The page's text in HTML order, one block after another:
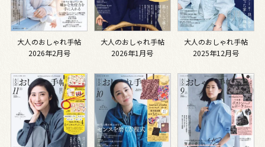
大人のおしゃれ手帖
2026年2月号
大人のおしゃれ手帖
2026年1月号
大人のおしゃれ手帖
2025年12月号